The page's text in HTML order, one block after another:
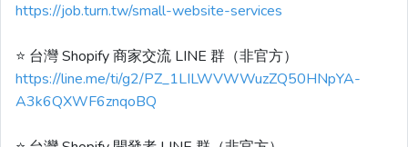
https://job.turn.tw/small-website-services
⭐️ 台灣 Shopify 商家交流 LINE 群（非官方）
https://line.me/ti/g2/PZ_1LILWVWWuzZQ50HNpYA-
A3k6QXWF6znqoBQ